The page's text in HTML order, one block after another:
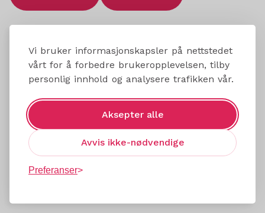
Vi bruker informasjonskapsler på nettstedet
vårt for å forbedre brukeropplevelsen, tilby
personlig innhold og analysere trafikken vår.
Aksepter alle
Avvis ikke-nødvendige
Preferanser